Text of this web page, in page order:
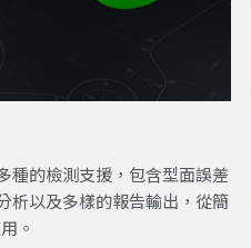
種的檢測支援，包含型面誤差
析以及多樣的報告輸出，從簡
。